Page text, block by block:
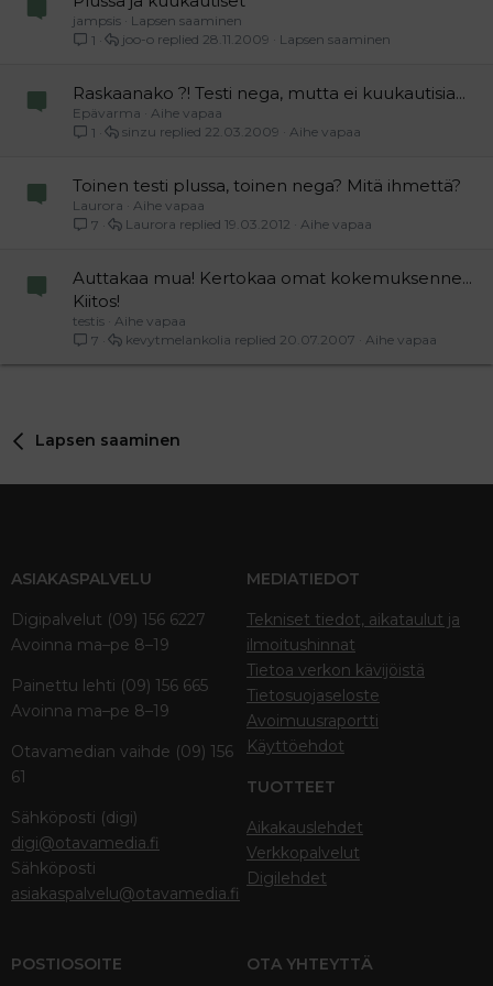
jampsis
Lapsen saaminen
1
Lapsen saaminen
28.11.2009
joo-o
Raskaanako ?! Testi nega, mutta ei kuukautisia...
Epävarma
Aihe vapaa
1
Aihe vapaa
22.03.2009
sinzu
Toinen testi plussa, toinen nega? Mitä ihmettä?
Laurora
Aihe vapaa
7
Aihe vapaa
19.03.2012
Laurora
Auttakaa mua! Kertokaa omat kokemuksenne...
Kiitos!
testis Aihe vapaa
7
Aihe vapaa
20.07.2007
kevytmelankolia
Lapsen saaminen
ASIAKASPALVELU
Digipalvelut (09) 156 6227
Avoinna ma–pe 8–19
Painettu lehti (09) 156 665
Avoinna ma–pe 8–19
Otavamedian vaihde (09) 156
61
Sähköposti (digi)
digi@otavamedia.fi
Sähköposti
asiakaspalvelu@otavamedia.fi
MEDIATIEDOT
Tekniset tiedot, aikataulut ja
ilmoitushinnat
Tietoa verkon kävijöistä
Tietosuojaseloste
Avoimuusraportti
Käyttöehdot
TUOTTEET
Aikakauslehdet
Verkkopalvelut
Digilehdet
POSTIOSOITE OTA YHTEYTTÄ